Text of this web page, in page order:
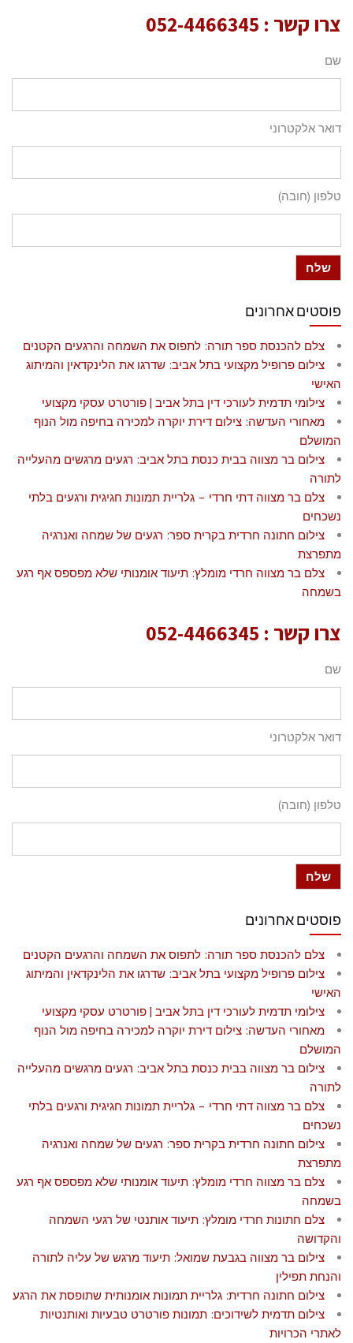
צרו קשר : 052-4466345
שם
דואר אלקטרוני
טלפון (חובה)
פוסטים אחרונים
צלם להכנסת ספר תורה: לתפוס את השמחה והרגעים הקטנים
צילום פרופיל מקצועי בתל אביב: שדרגו את הלינקדאין והמיתוג
האישי
צילומי תדמית לעורכי דין בתל אביב | פורטרט עסקי מקצועי
מאחורי העדשה: צילום דירת יוקרה למכירה בחיפה מול הנוף
המושלם
צילום בר מצווה בבית כנסת בתל אביב: רגעים מרגשים מהעלייה
לתורה
צלם בר מצווה דתי חרדי – גלריית תמונות חגיגית ורגעים בלתי
נשכחים
צילום חתונה חרדית בקרית ספר: רגעים של שמחה ואנרגיה
מתפרצת
צלם בר מצווה חרדי מומלץ: תיעוד אומנותי שלא מפספס אף רגע
בשמחה
צרו קשר : 052-4466345
שם
דואר אלקטרוני
טלפון (חובה)
פוסטים אחרונים
צלם להכנסת ספר תורה: לתפוס את השמחה והרגעים הקטנים
צילום פרופיל מקצועי בתל אביב: שדרגו את הלינקדאין והמיתוג
האישי
צילומי תדמית לעורכי דין בתל אביב | פורטרט עסקי מקצועי
מאחורי העדשה: צילום דירת יוקרה למכירה בחיפה מול הנוף
המושלם
צילום בר מצווה בבית כנסת בתל אביב: רגעים מרגשים מהעלייה
לתורה
צלם בר מצווה דתי חרדי – גלריית תמונות חגיגית ורגעים בלתי
נשכחים
צילום חתונה חרדית בקרית ספר: רגעים של שמחה ואנרגיה
מתפרצת
צלם בר מצווה חרדי מומלץ: תיעוד אומנותי שלא מפספס אף רגע
בשמחה
צלם חתונות חרדי מומלץ: תיעוד אותנטי של רגעי השמחה
והקדושה
צילום בר מצווה בגבעת שמואל: תיעוד מרגש של עליה לתורה
והנחת תפילין
צילום חתונה חרדית: גלריית תמונות אומנותית שתופסת את הרגע
צילום תדמית לשידוכים: תמונות פורטרט טבעיות ואותנטיות
לאתרי הכרויות